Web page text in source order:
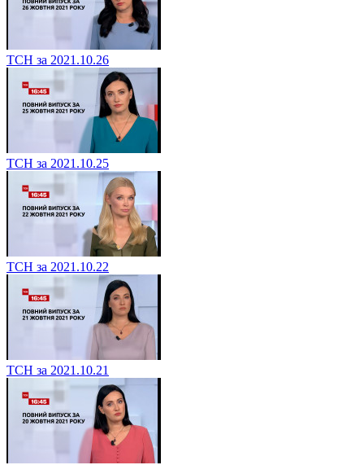
ТСН за 2021.10.26
ТСН за 2021.10.25
ТСН за 2021.10.22
ТСН за 2021.10.21